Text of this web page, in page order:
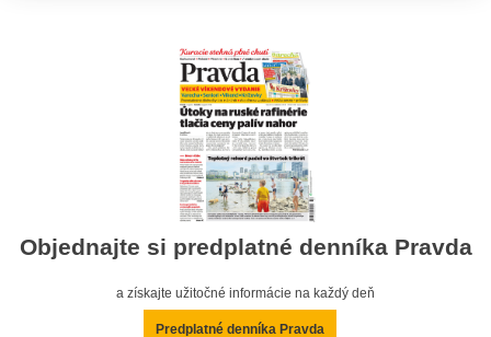
Objednajte si predplatné denníka Pravda
a získajte užitočné informácie na každý deň
Predplatné denníka Pravda